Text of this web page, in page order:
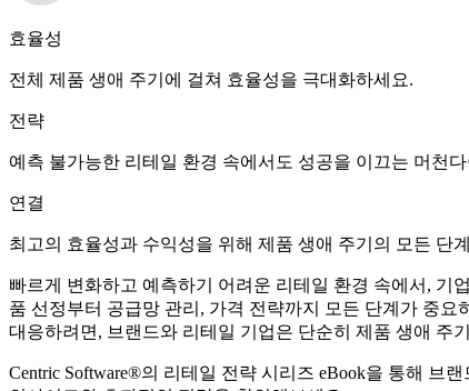
효율성
전체 제품 생애 주기에 걸쳐 효율성을 극대화하세요.
전략
예측 불가능한 리테일 환경 속에서도 성공을 이끄는 머천
연결
최고의 효율성과 수익성을 위해 제품 생애 주기의 모든 단
빠르게 변화하고 예측하기 어려운 리테일 환경 속에서, 기
품 선정부터 공급망 관리, 가격 전략까지 모든 단계가 중
대응하려면, 브랜드와 리테일 기업은 단순히 제품 생애 주
Centric Software®의 리테일 전략 시리즈 eBook을 통해 브